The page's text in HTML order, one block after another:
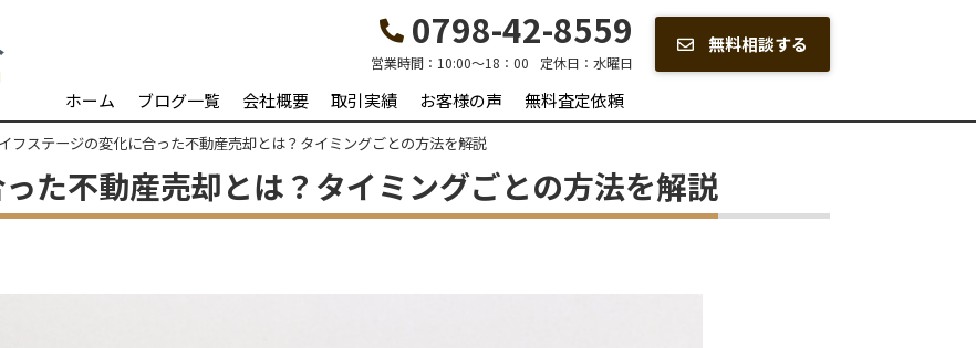
0798-42-8559
営業時間： 10:00～18：00 定休日： 水曜日
無料相談する
ホーム ブログ一覧 会社概要 取引実績 お客様の声 無料査定依頼
フステージの変化に合った不動産売却とは？タイミングごとの方法を解説
た不動産売却とは？タイミングごとの方法を解説